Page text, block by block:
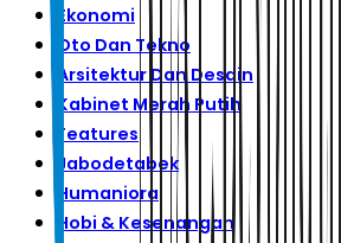
Ekonomi
Oto Dan Tekno
Arsitektur Dan Desain
Kabinet Merah Putih
Features
Jabodetabek
Humaniora
Hobi & Kesenangan